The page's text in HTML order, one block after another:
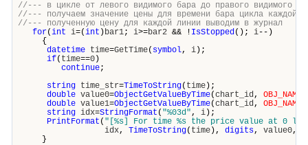
//--- в цикле от левого видимого бара до правого видимого
//--- получаем значение цены для времени бара цикла каждой
//--- полученную цену для каждой линии выводим в журнал
for(int i=(int )bar1; i>=bar2 && ! IsStopped(); i--)
{
datetime time=GetTime( symbol, i );
if( time==0 )
continue;
string time_str=TimeToString( time );
double value0=ObjectGetValueByTime(chart_id, OBJ_NAME
double value1=ObjectGetValueByTime(chart_id, OBJ_NAME
string idx=StringFormat ( "%03d", i );
PrintFormat ( "[%s] For time %s the price value at 0
idx, TimeToString( time ), digits, value0,
}